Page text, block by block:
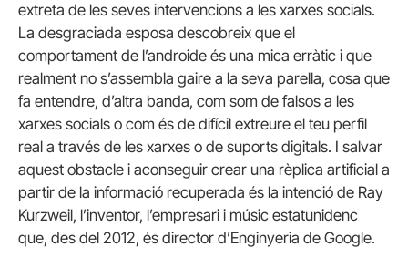
extreta de les seves intervencions a les xarxes socials.
La desgraciada esposa descobreix que el
comportament de l’androide és una mica erràtic i que
realment no s’assembla gaire a la seva parella, cosa que
fa entendre, d’altra banda, com som de falsos a les
xarxes socials o com és de difícil extreure el teu perfil
real a través de les xarxes o de suports digitals. I salvar
aquest obstacle i aconseguir crear una rèplica artificial a
partir de la informació recuperada és la intenció de Ray
Kurzweil, l’inventor, l’empresari i músic estatunidenc
que, des del 2012, és director d’Enginyeria de Google.